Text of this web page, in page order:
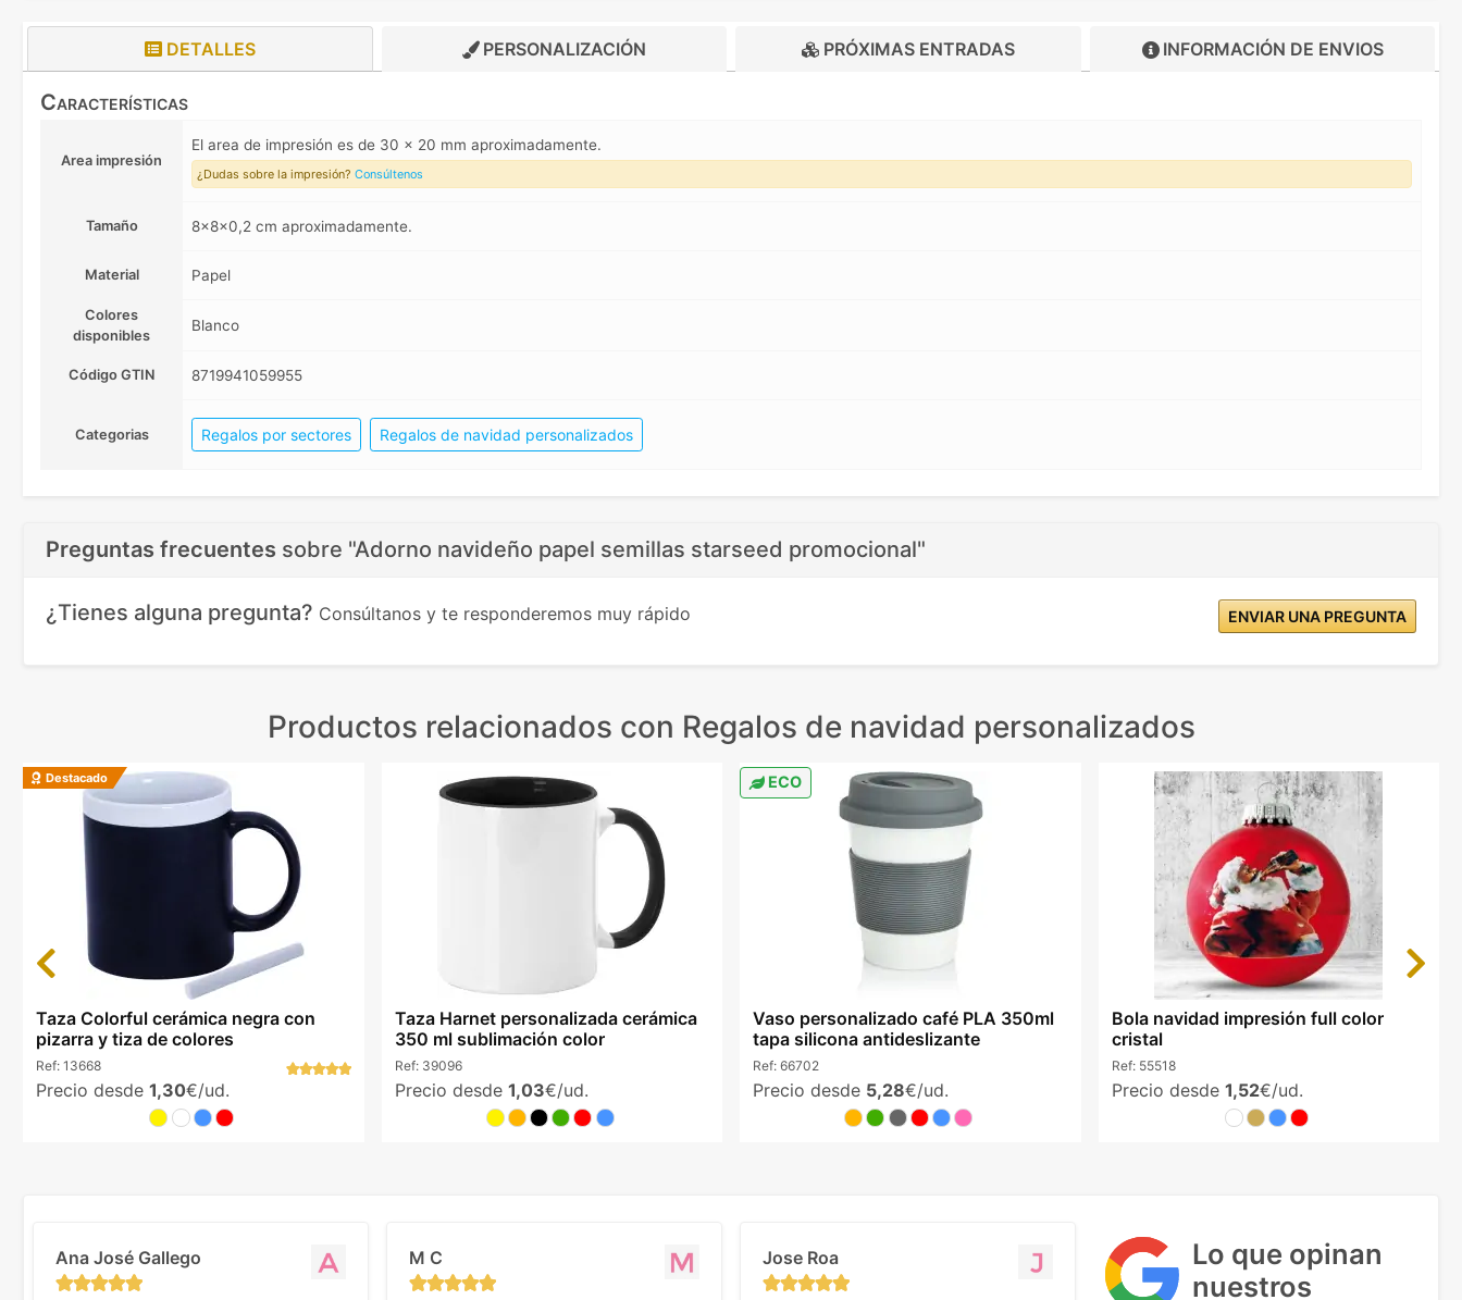
DETALLES PERSONALIZACIÓN PRÓXIMAS ENTRADAS INFORMACIÓN DE ENVIOS
Características
Area impresión
El area de impresión es de 30 x 20 mm aproximadamente.
¿Dudas sobre la impresión? Consúltenos
Tamaño 8x8x0,2 cm aproximadamente.
Material Papel
Colores
disponibles
Blanco
Código GTIN 8719941059955
Categorias Regalos por sectores Regalos de navidad personalizados
Preguntas frecuentes sobre "Adorno navideño papel semillas starseed promocional"
¿Tienes alguna pregunta? Consúltanos y te responderemos muy rápido ENVIAR UNA PREGUNTA
Productos relacionados con Regalos de navidad personalizados
Destacado
Taza Colorful cerámica negra con
pizarra y tiza de colores
Ref: 13668
Precio desde 1,30€/ud.
Taza Harnet personalizada cerámica
350 ml sublimación color
Ref: 39096
Precio desde 1,03€/ud.
ECO
Vaso personalizado café PLA 350ml
tapa silicona antideslizante
Ref: 66702
Precio desde 5,28€/ud.
Bola navidad impresión full color
cristal
Ref: 55518
Precio desde 1,52€/ud.
Previous Next
Lo que opinan
nuestros
Ana José Gallego M C Jose Roa